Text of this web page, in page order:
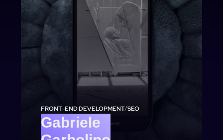
FRONT-END DEVELOPMENT/SEO
Gabriele